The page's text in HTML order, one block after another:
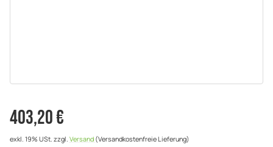
403,20 €
exkl. 19% USt. zzgl. Versand (Versandkostenfreie Lieferung)